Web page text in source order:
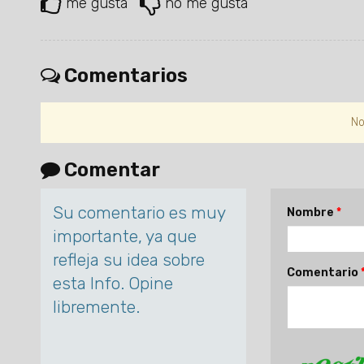
Comentarios
Comentar
Su comentario es muy
importante, ya que
refleja su idea sobre
esta Info. Opine
libremente.
Nombre
Comentario